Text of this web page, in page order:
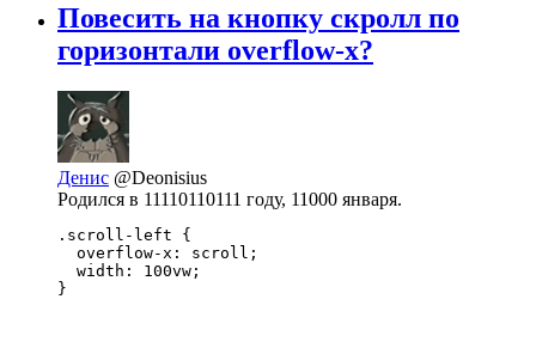
Повесить на кнопку скролл по
горизонтали overflow-x?
Денис @Deonisius
Родился в 11110110111 году, 11000 января.
.scroll-left {
  overflow-x: scroll;
  width: 100vw;
}